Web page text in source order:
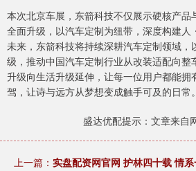
本次北京车展，东箭科技不仅展示硬核产品
全面升级，以汽车定制为纽带，深度构建人
未来，东箭科技将持续深耕汽车定制领域，
级，推动中国汽车定制行业从改装适配向整
升级向生活升级延伸，让每一位用户都能拥
驾，让诗与远方从梦想变成触手可及的日常。
盛达优配提示：文章来自
上一篇： 实盘配资网官网 护林四十载 情